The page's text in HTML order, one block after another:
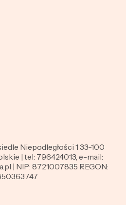
Niepodległości 1 33-100
| tel: 796424013, e-mail:
| NIP: 8721007835 REGON: